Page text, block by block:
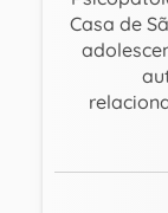
Casa de